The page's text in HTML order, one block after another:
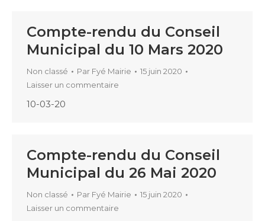
Compte-rendu du Conseil
Municipal du 10 Mars 2020
Non classé Par Fyé Mairie
15 juin 2020
Laisser un commentaire
10-03-20
Compte-rendu du Conseil
Municipal du 26 Mai 2020
Non classé Par Fyé Mairie
15 juin 2020
Laisser un commentaire